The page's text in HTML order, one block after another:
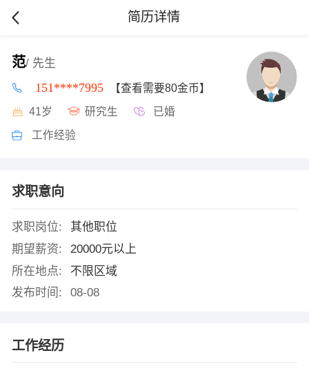
简历详情
范/ 先生
151****7995 【查看需要80金币】
41岁 研究生 已婚
工作经验
求职意向
求职岗位:
其他职位
期望薪资:
20000元以上
所在地点:
不限区域
发布时间:
08-08
工作经历